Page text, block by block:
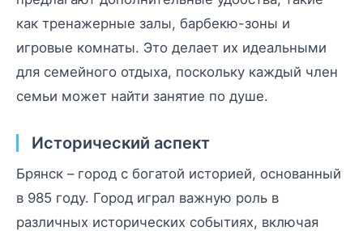
как тренажерные залы, барбекю-зоны и
игровые комнаты. Это делает их идеальными
для семейного отдыха, поскольку каждый член
семьи может найти занятие по душе.
Исторический аспект
Брянск – город с богатой историей, основанный
в 985 году. Город играл важную роль в
различных исторических событиях, включая